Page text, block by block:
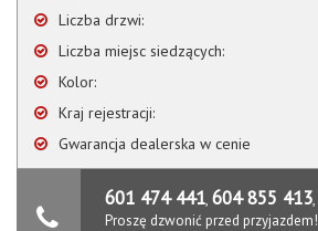
Liczba drzwi:
Liczba miejsc siedzących:
Kolor:
Kraj rejestracji:
Gwarancja dealerska w cenie
601 474 441, 604 855 413,
Proszę dzwonić przed przyjazdem!